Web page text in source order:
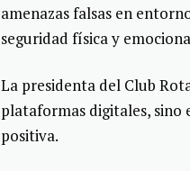
amenazas falsas en
seguridad física y
La presidenta del Club
plataformas digitales, sino
positiva.